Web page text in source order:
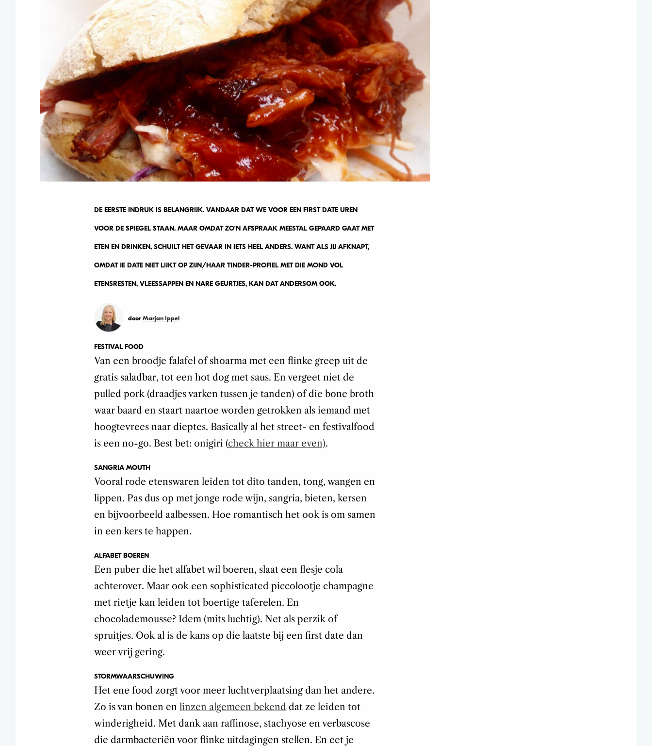
DE EERSTE INDRUK IS BELANGRIJK. VANDAAR DAT WE VOOR EEN FIRST DATE UREN
VOOR DE SPIEGEL STAAN. MAAR OMDAT ZO’N AFSPRAAK MEESTAL GEPAARD GAAT MET
ETEN EN DRINKEN, SCHUILT HET GEVAAR IN IETS HEEL ANDERS. WANT ALS JIJ AFKNAPT,
OMDAT JE DATE NIET LIJKT OP ZIJN/HAAR TINDER-PROFIEL MET DIE MOND VOL
ETENSRESTEN, VLEESSAPPEN EN NARE GEURTJES, KAN DAT ANDERSOM OOK.
door Marjan Ippel
FESTIVAL FOOD
Van een broodje falafel of shoarma met een flinke greep uit de
gratis saladbar, tot een hot dog met saus. En vergeet niet de
pulled pork (draadjes varken tussen je tanden) of die bone broth
waar baard en staart naartoe worden getrokken als iemand met
hoogtevrees naar dieptes. Basically al het street- en festivalfood
is een no-go. Best bet: onigiri (check hier maar even).
SANGRIA MOUTH
Vooral rode etenswaren leiden tot dito tanden, tong, wangen en
lippen. Pas dus op met jonge rode wijn, sangria, bieten, kersen
en bijvoorbeeld aalbessen. Hoe romantisch het ook is om samen
in een kers te happen.
ALFABET BOEREN
Een puber die het alfabet wil boeren, slaat een flesje cola
achterover. Maar ook een sophisticated piccolootje champagne
met rietje kan leiden tot boertige taferelen. En
chocolademousse? Idem (mits luchtig). Net als perzik of
spruitjes. Ook al is de kans op die laatste bij een first date dan
weer vrij gering.
STORMWAARSCHUWING
Het ene food zorgt voor meer luchtverplaatsing dan het andere.
Zo is van bonen en linzen algemeen bekend dat ze leiden tot
winderigheid. Met dank aan raffinose, stachyose en verbascose
die darmbacteriën voor flinke uitdagingen stellen. En eet je